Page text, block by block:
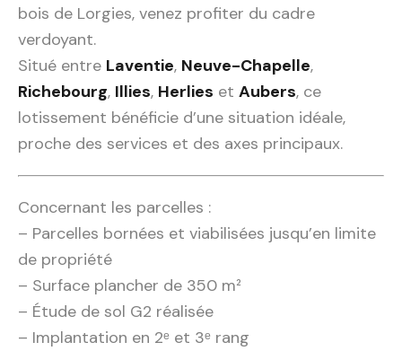
bois de Lorgies, venez profiter du cadre
verdoyant.
Situé entre Laventie, Neuve-Chapelle,
Richebourg, Illies, Herlies et Aubers, ce
lotissement bénéficie d’une situation idéale,
proche des services et des axes principaux.
Concernant les parcelles :
– Parcelles bornées et viabilisées jusqu’en limite
de propriété
– Surface plancher de 350 m²
– Étude de sol G2 réalisée
– Implantation en 2ᵉ et 3ᵉ rang